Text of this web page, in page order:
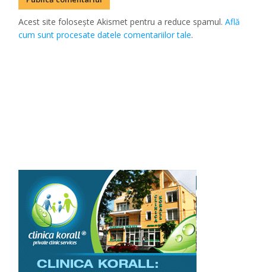
Acest site folosește Akismet pentru a reduce spamul.Află
cum sunt procesate datele comentariilor tale.